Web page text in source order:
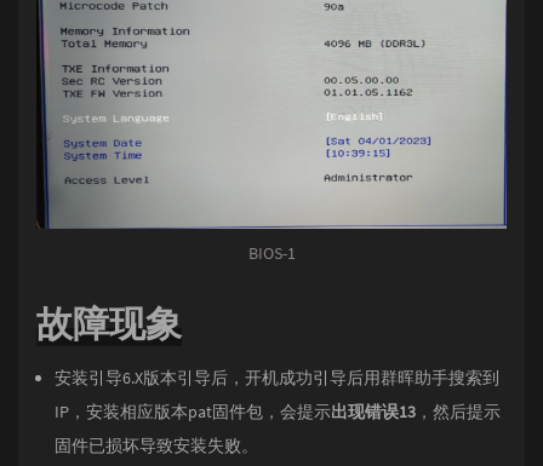
BIOS-1
故障现象
安装引导6.X版本引导后，开机成功引导后用群晖助手搜索到
IP，安装相应版本pat固件包，会提示出现错误13 ，然后提示
固件已损坏导致安装失败。